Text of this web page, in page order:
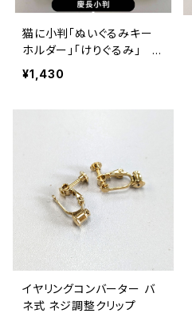
猫に小判「ぬいぐるみキー
ホルダー」「けりぐるみ」
慶長小判 猫 犬 おもち
¥1,430
イヤリングコンバーター バ
ネ式 ネジ調整クリップ